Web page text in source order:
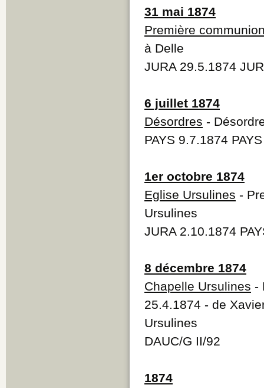
31 mai 1874
Première
à Delle
JURA 29.5.1874
6 juillet 1874
Désordres -
PAYS 9.7.1874
1er octobre 1874
Eglise Ursulines -
Ursulines
JURA 2.10.1874
8 décembre 1874
Chapelle Ursulines -
25.4.1874 - de
Ursulines
DAUC/G II/92
1874